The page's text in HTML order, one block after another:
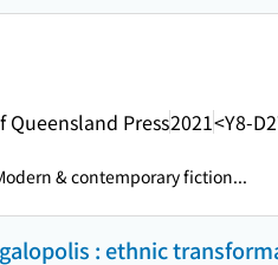
Queensland Press2021<Y8-
& contemporary fiction...
: ethnic